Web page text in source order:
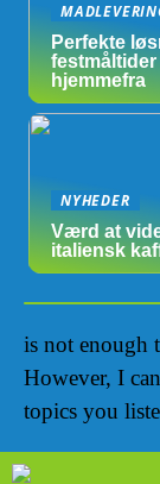
Perfekte
festmåltider
hjemmefra
NYHEDER
Værd at
italiensk
is not enough
However, I
topics you